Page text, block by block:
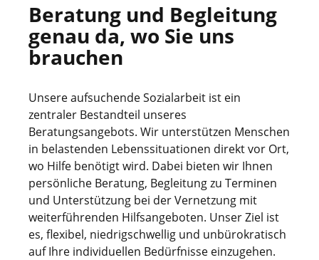
Beratung und Begleitung
genau da, wo Sie uns
brauchen
Unsere aufsuchende Sozialarbeit ist ein
zentraler Bestandteil unseres
Beratungsangebots. Wir unterstützen Menschen
in belastenden Lebenssituationen direkt vor Ort,
wo Hilfe benötigt wird. Dabei bieten wir Ihnen
persönliche Beratung, Begleitung zu Terminen
und Unterstützung bei der Vernetzung mit
weiterführenden Hilfsangeboten. Unser Ziel ist
es, flexibel, niedrigschwellig und unbürokratisch
auf Ihre individuellen Bedürfnisse einzugehen.